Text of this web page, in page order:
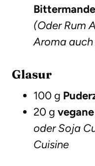
(Oder Rum
Aroma
Glasur
100 g
20 g
oder Soja
Cuisine